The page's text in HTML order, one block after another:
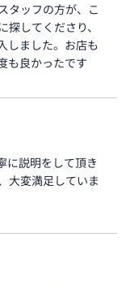
タッフの方が、こ
してくださり、
しました。お店も
も良かったです
に説明をして頂き
大変満足していま